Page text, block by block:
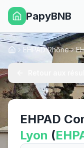
PapyBNB
AccueilEHPAD Rhône
EHPAD
Lyon (